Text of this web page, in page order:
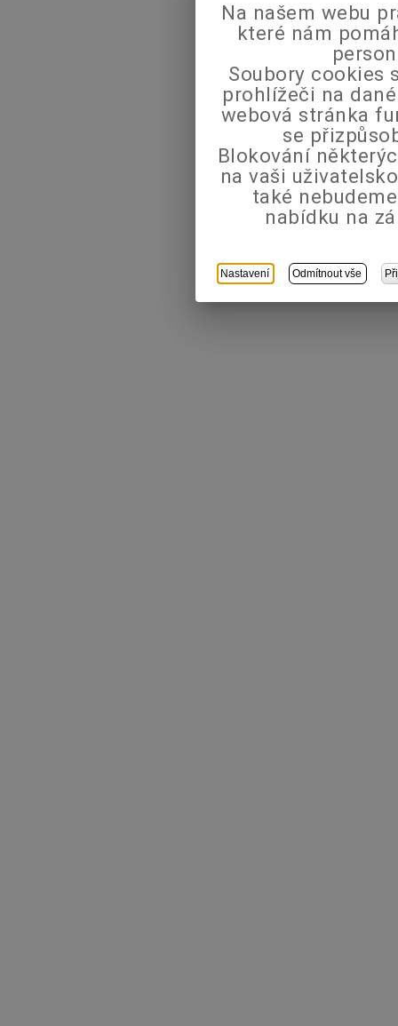
Na našem webu
které nám
Soubory cookies
prohlížeči na
webová stránka
se
Blokování
na vaši
také
nabídku na
Nastavení Odmítnout vše